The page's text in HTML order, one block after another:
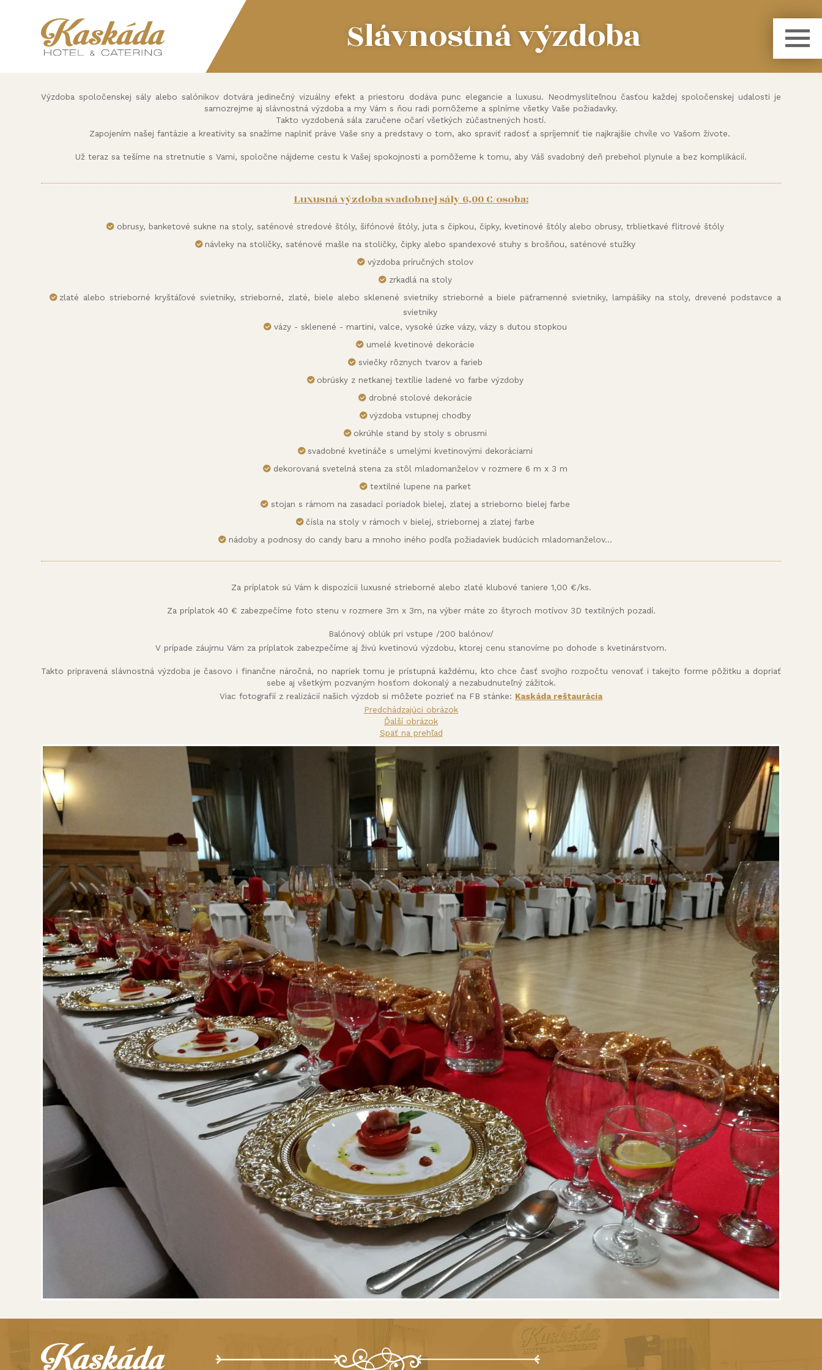
Slávnostná výzdoba
Výzdoba spoločenskej sály alebo salónikov dotvára jedinečný vizuálny efekt a priestoru dodáva punc elegancie a luxusu. Neodmysliteľnou časťou každej spoločenskej udalosti je
samozrejme aj slávnostná výzdoba a my Vám s ňou radi pomôžeme a splníme všetky Vaše požiadavky.
Takto vyzdobená sála zaručene očarí všetkých zúčastnených hostí.
Zapojením našej fantázie a kreativity sa snažíme naplniť práve Vaše sny a predstavy o tom, ako spraviť radosť a spríjemniť tie najkrajšie chvíle vo Vašom živote.
Už teraz sa tešíme na stretnutie s Vami, spoločne nájdeme cestu k Vašej spokojnosti a pomôžeme k tomu, aby Váš svadobný deň prebehol plynule a bez komplikácií.
Luxusná výzdoba svadobnej sály 6,00 €/osoba:
obrusy, banketové sukne na stoly, saténové stredové štóly, šifónové štóly, juta s čipkou, čipky, kvetinové štóly alebo obrusy, trblietkavé flitrové štóly
návleky na stoličky, saténové mašle na stoličky, čipky alebo spandexové stuhy s brošňou, saténové stužky
výzdoba príručných stolov
zrkadlá na stoly
zlaté alebo strieborné kryštáľové svietniky, strieborné, zlaté, biele alebo sklenené svietniky strieborné a biele päťramenné svietniky, lampášiky na stoly, drevené podstavce a
svietniky
vázy - sklenené - martini, valce, vysoké úzke vázy, vázy s dutou stopkou
umelé kvetinové dekorácie
sviečky rôznych tvarov a farieb
obrúsky z netkanej textílie ladené vo farbe výzdoby
drobné stolové dekorácie
výzdoba vstupnej chodby
okrúhle stand by stoly s obrusmi
svadobné kvetináče s umelými kvetinovými dekoráciami
dekorovaná svetelná stena za stôl mladomanželov v rozmere 6 m x 3 m
textilné lupene na parket
stojan s rámom na zasadací poriadok bielej, zlatej a strieborno bielej farbe
čísla na stoly v rámoch v bielej, striebornej a zlatej farbe
nádoby a podnosy do candy baru a mnoho iného podľa požiadaviek budúcich mladomanželov...
Za príplatok sú Vám k dispozícii luxusné strieborné alebo zlaté klubové taniere 1,00 €/ks.
Za príplatok 40 € zabezpečíme foto stenu v rozmere 3m x 3m, na výber máte zo štyroch motívov 3D textilných pozadí.
Balónový oblúk pri vstupe /200 balónov/
V prípade záujmu Vám za príplatok zabezpečíme aj živú kvetinovú výzdobu, ktorej cenu stanovíme po dohode s kvetinárstvom.
Takto pripravená slávnostná výzdoba je časovo i finančne náročná, no napriek tomu je prístupná každému, kto chce časť svojho rozpočtu venovať i takejto forme pôžitku a dopriať
sebe aj všetkým pozvaným hosťom dokonalý a nezabudnuteľný zážitok.
Viac fotografií z realizácií našich výzdob si môžete pozrieť na FB stánke: Kaskáda reštaurácia
Predchádzajúci obrázok
Ďalší obrázok
Späť na prehľad